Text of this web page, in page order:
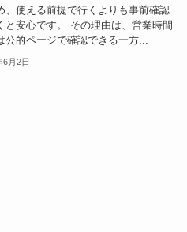
、使える前提で行くよりも事前確認
と安心です。 その理由は、営業時間
公的ページで確認できる一方...
6月2日